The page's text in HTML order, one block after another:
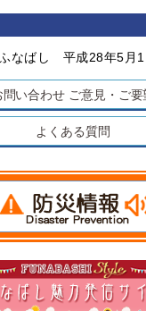
なばし 平成28年5月1
問い合わせ ご意見・ご要
よくある質問